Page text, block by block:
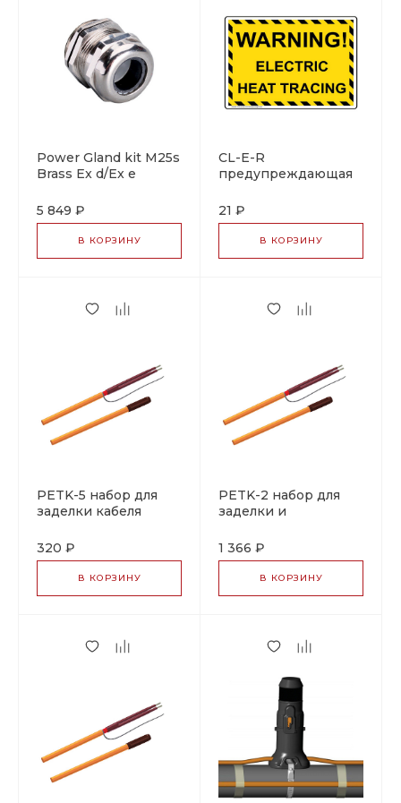
Power Gland kit M25s
Brass Ex d/Ex e
бронированного
кабеля
5 849 ₽
В КОРЗИНУ
CL-E-R
предупреждающая
21 ₽
В КОРЗИНУ
PETK-5 набор для
заделки кабеля
320 ₽
В КОРЗИНУ
PETK-2 набор для
заделки и
1 366 ₽
В КОРЗИНУ